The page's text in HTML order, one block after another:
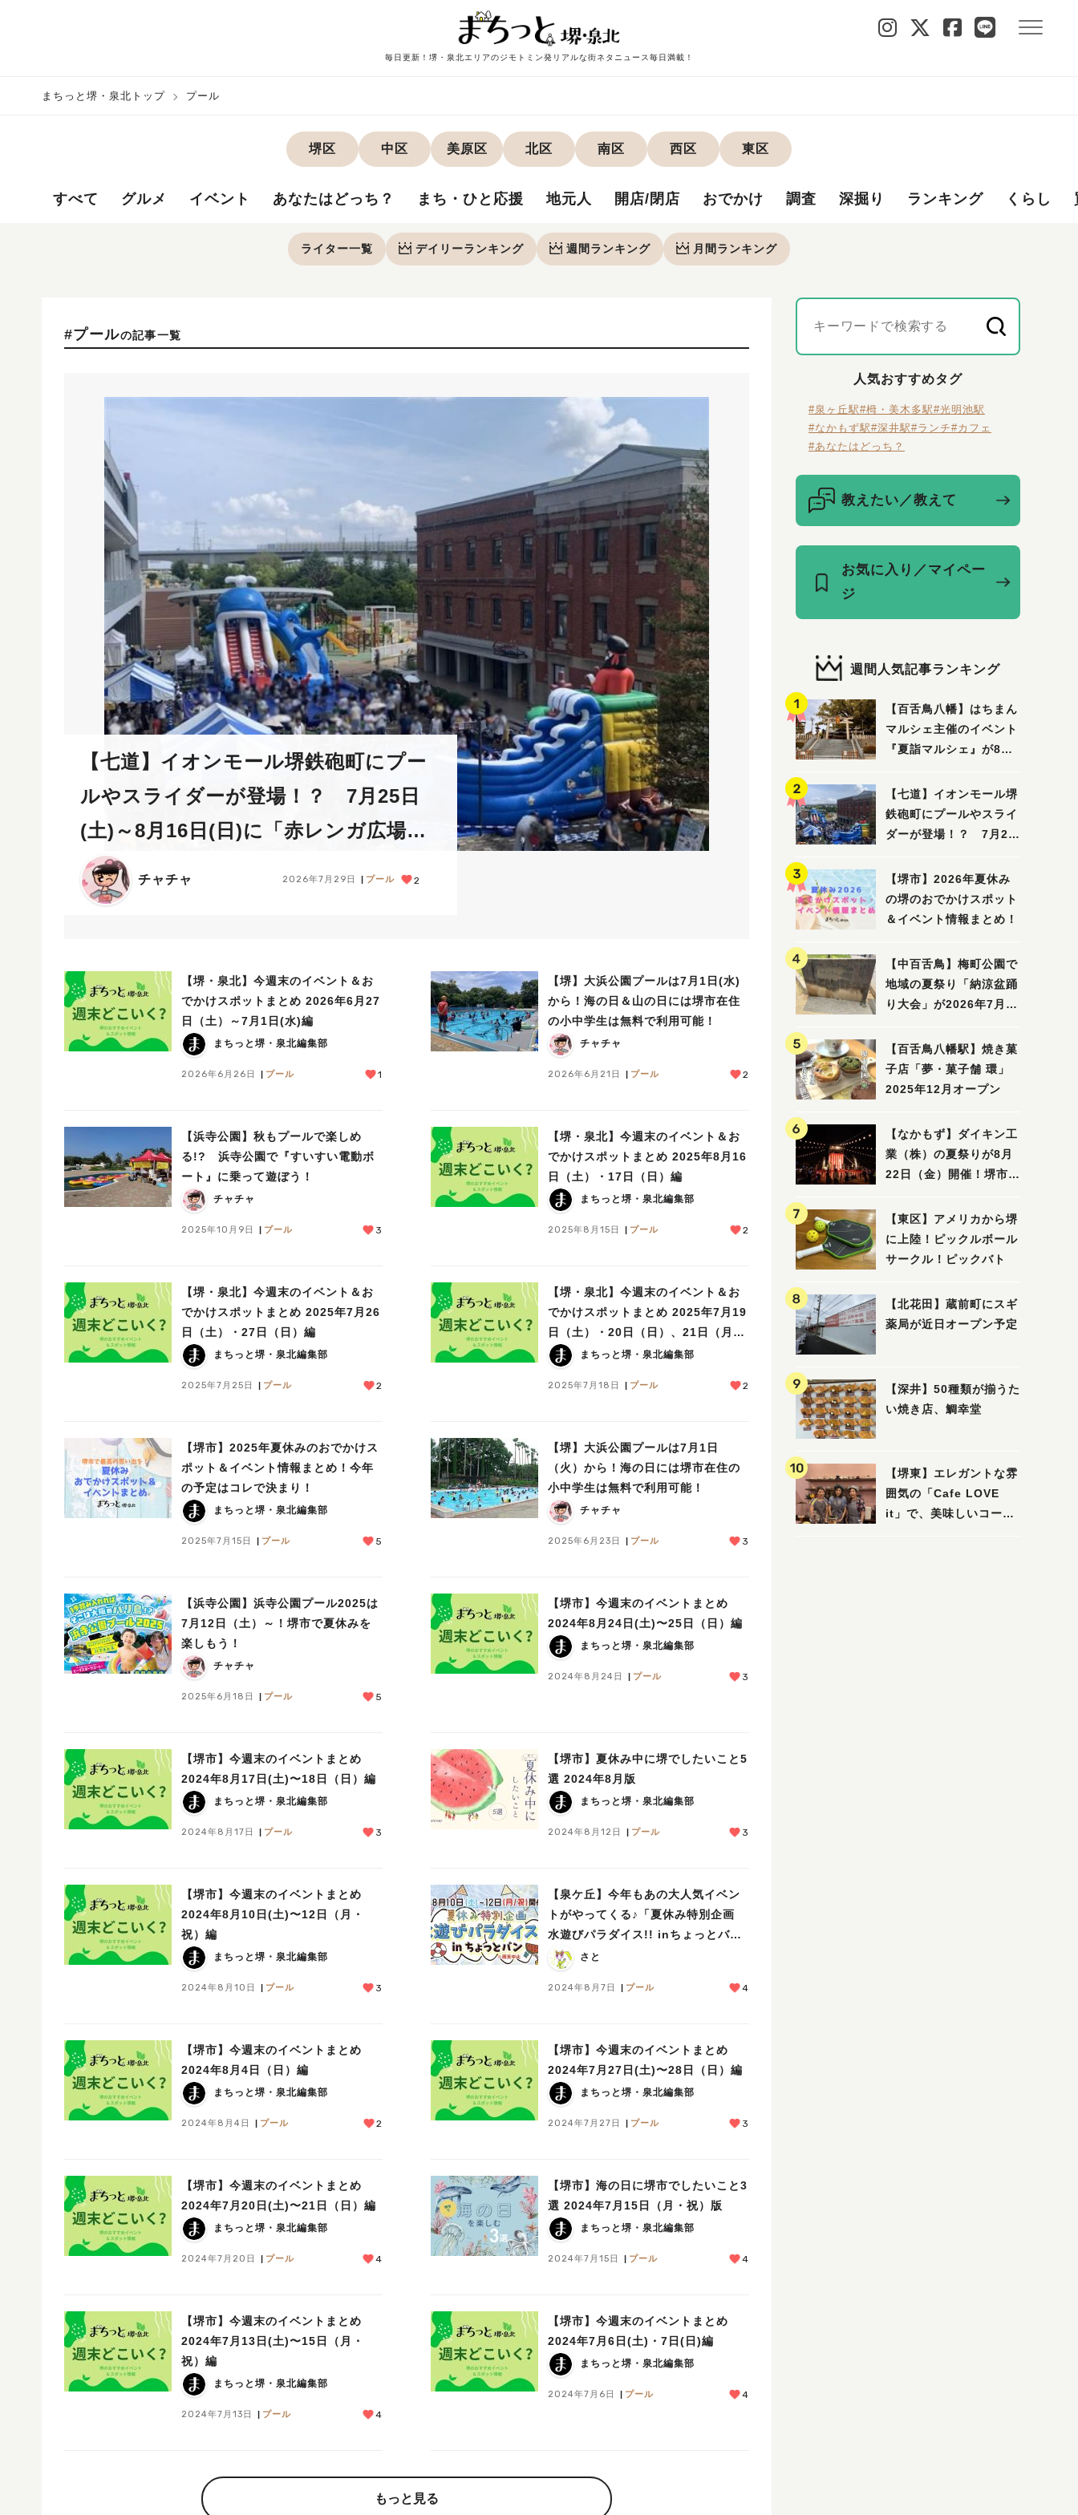
毎日更新！堺・泉北エリアのジモトミン発リアルな街ネタニュース毎日満載！
まちっと堺・泉北トップ プール
堺区 中区 美原区 北区 南区 西区 東区
すべて グルメ イベント あなたはどっち？ まち・ひと応援 地元人 開店/閉店 おでかけ 調査 深掘り ランキング くらし
ライター一覧 デイリーランキング 週間 ランキング 月間 ランキング
#プールの記事一覧
【七道】イオンモール堺鉄砲町にプー
ルやスライダーが登場！？ 7月25日
(土)～8月16日(日)に「赤レンガ広場
Kid’s Water PARK 2026」が開催
チャチャ 2026年7月29日 プール 2
【堺・泉北】今週末のイベント＆お
でかけスポットまとめ 2026年6月27
日（土）～7月1日(水)編
まちっと堺・泉北編集部
2026年6月26日 プール 1
【堺】大浜公園プールは7月1日(水)
から！海の日＆山の日には堺市在住
の小中学生は無料で利用可能！
チャチャ
2026年6月21日 プール 2
【浜寺公園】秋もプールで楽しめ
る!? 浜寺公園で『すいすい電動ボ
ート』に乗って遊ぼう！
チャチャ
2025年10月9日 プール 3
【堺・泉北】今週末のイベント＆お
でかけスポットまとめ 2025年8月16
日（土）・17日（日）編
まちっと堺・泉北編集部
2025年8月15日 プール 2
【堺・泉北】今週末のイベント＆お
でかけスポットまとめ 2025年7月26
日（土）・27日（日）編
まちっと堺・泉北編集部
2025年7月25日 プール 2
【堺・泉北】今週末のイベント＆お
でかけスポットまとめ 2025年7月19
日（土）・20日（日）、21日（月
祝）三連休編
まちっと堺・泉北編集部
2025年7月18日 プール 2
【堺市】2025年夏休みのおでかけス
ポット＆イベント情報まとめ！今年
の予定はコレで決まり！
まちっと堺・泉北編集部
2025年7月15日 プール 5
【堺】大浜公園プールは7月1日
（火）から！海の日には堺市在住の
小中学生は無料で利用可能！
チャチャ
2025年6月23日 プール 3
【浜寺公園】浜寺公園プール2025は
7月12日（土）～！堺市で夏休みを
楽しもう！
チャチャ
2025年6月18日 プール 5
【堺市】今週末のイベントまとめ
2024年8月24日(土)〜25日（日）編
まちっと堺・泉北編集部
2024年8月24日 プール 3
【堺市】今週末のイベントまとめ
2024年8月17日(土)〜18日（日）編
まちっと堺・泉北編集部
2024年8月17日 プール 3
【堺市】夏休み中に堺でしたいこと5
選 2024年8月版
まちっと堺・泉北編集部
2024年8月12日 プール 3
【堺市】今週末のイベントまとめ
2024年8月10日(土)〜12日（月・
祝）編
まちっと堺・泉北編集部
2024年8月10日 プール 3
【泉ケ丘】今年もあの大人気イベン
トがやってくる♪「夏休み特別企画
水遊びパラダイス!! inちょっとバ
ン」8月10日（土）〜12日（月・
祝）
さと
2024年8月7日 プール 4
【堺市】今週末のイベントまとめ
2024年8月4日（日）編
まちっと堺・泉北編集部
2024年8月4日 プール 2
【堺市】今週末のイベントまとめ
2024年7月27日(土)〜28日（日）編
まちっと堺・泉北編集部
2024年7月27日 プール 3
【堺市】今週末のイベントまとめ
2024年7月20日(土)〜21日（日）編
まちっと堺・泉北編集部
2024年7月20日 プール 4
【堺市】海の日に堺市でしたいこと3
選 2024年7月15日（月・祝）版
まちっと堺・泉北編集部
2024年7月15日 プール 4
【堺市】今週末のイベントまとめ
2024年7月13日(土)〜15日（月・
祝）編
まちっと堺・泉北編集部
2024年7月13日 プール 4
【堺市】今週末のイベントまとめ
2024年7月6日(土)・7日(日)編
まちっと堺・泉北編集部
2024年7月6日 プール 4
もっと見る
人気おすすめタグ
#泉ヶ丘駅#栂・美木多駅#光明池駅
#なかもず駅#深井駅#ランチ#カフェ
#あなたはどっち？
教えたい／教えて
お気に入り／マイペー
ジ
週間人気記事ランキング
【百舌鳥八幡】はちまん
マルシェ主催のイベント
『夏詣マルシェ』が8月2
【七道】イオンモール堺
鉄砲町にプールやスライ
ダーが登場！？ 7月25
「赤レンガ広場 Kid's
Water PARK 2026」が
開催
【堺市】2026年夏休み
の堺のおでかけスポット
＆イベント情報まとめ！
【中百舌鳥】梅町公園で
地域の夏祭り「納涼盆踊
り大会」が2026年7月26
【百舌鳥八幡駅】焼き菓
子店「夢・菓子舗 環」
2025年12月オープン
【なかもず】ダイキン工
業（株）の夏祭りが8月
22日（金）開催！堺市北
納涼祭
【東区】アメリカから堺
に上陸！ピックルボール
サークル！ピックバト
【北花田】蔵前町にスギ
薬局が近日オープン予定
【深井】50種類が揃うた
い焼き店、鯛幸堂
【堺東】エレガントな雰
囲気の「Cafe LOVE
it」で、美味しいコーヒ